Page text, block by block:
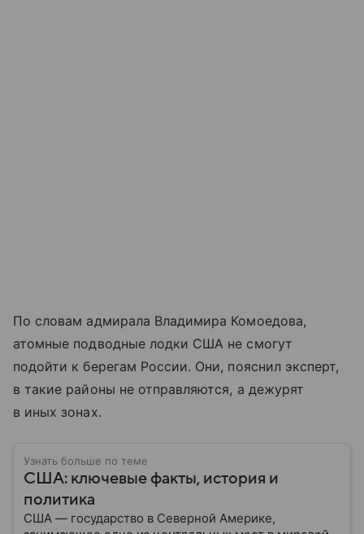
По словам адмирала Владимира Комоедова,
атомные подводные лодки США не смогут
подойти к берегам России. Они, пояснил эксперт,
в такие районы не отправляются, а дежурят
в иных зонах.
Узнать больше по теме
США: ключевые факты, история и
политика
США — государство в Северной Америке,